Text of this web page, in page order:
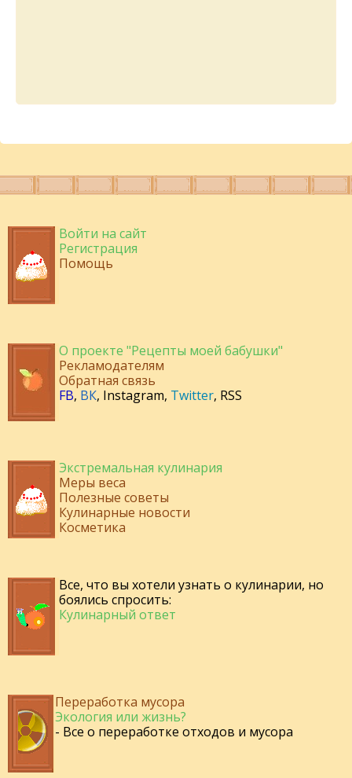
Войти на сайт
Регистрация
Помощь
О проекте "Рецепты моей бабушки"
Рекламодателям
Обратная связь
FB, ВК, Instagram, Twitter, RSS
Экстремальная кулинария
Меры веса
Полезные советы
Кулинарные новости
Косметика
Все, что вы хотели узнать о кулинарии, но
боялись спросить:
Кулинарный ответ
Переработка мусора
Экология или жизнь?
- Все о переработке отходов и мусора